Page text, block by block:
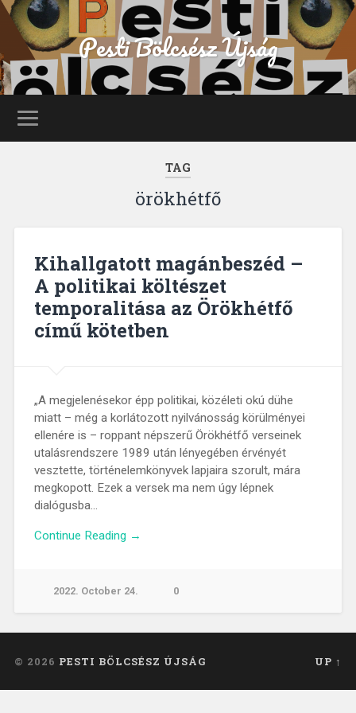
Pesti Bölcsész Újság
TAG
örökhétfő
Kihallgatott magánbeszéd –
A politikai költészet
temporalitása az Örökhétfő
című kötetben
„A megjelenésekor épp politikai, közéleti okú dühe
miatt – még a korlátozott nyilvánosság körülményei
ellenére is – roppant népszerű Örökhétfő verseinek
utalásrendszere 1989 után lényegében érvényét
vesztette, történelemkönyvek lapjaira szorult, mára
megkopott. Ezek a versek ma nem úgy lépnek
dialógusba…
Continue Reading →
2022. October 24. 0
© 2026 PESTI BÖLCSÉSZ ÚJSÁG UP ↑